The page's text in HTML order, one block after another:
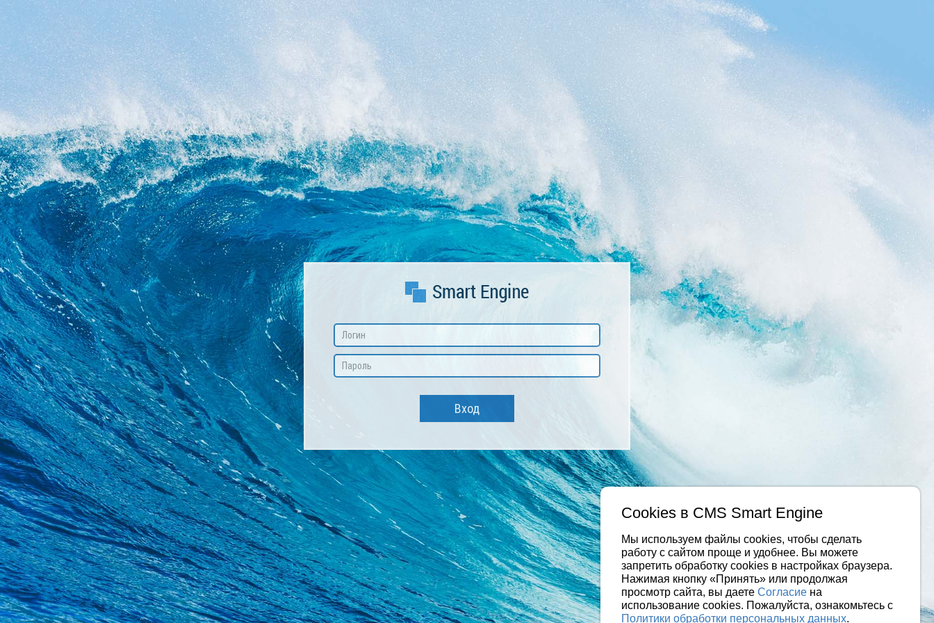
Cookies в CMS Smart Engine
Мы используем файлы cookies, чтобы сделать
работу с сайтом проще и удобнее. Вы можете
запретить обработку сookies в настройках браузера.
Нажимая кнопку «Принять» или продолжая
просмотр сайта, вы даете Согласие на
использование cookies. Пожалуйста, ознакомьтесь с
Политики обработки персональных данных.